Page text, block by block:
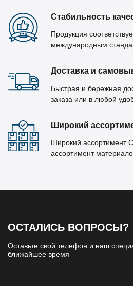
Стабильность
Продукция
международным
Доставка и
Быстрая и бережная
заказа или в любой
Широкий
Широкий ассортимент
ассортимент
ОСТАЛИСЬ ВОПРОСЫ?
Оставьте свой телефон и наш
ближайшее время